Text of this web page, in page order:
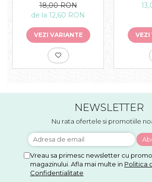
18,00 RON
de la 12,60 RON
VEZI VARIANTE VEZI
NEWSLETTER
Nu rata ofertele si promotiile
Vreau sa primesc newsletter cu
magazinului. Afla mai multe in Politica
Confidentialitate